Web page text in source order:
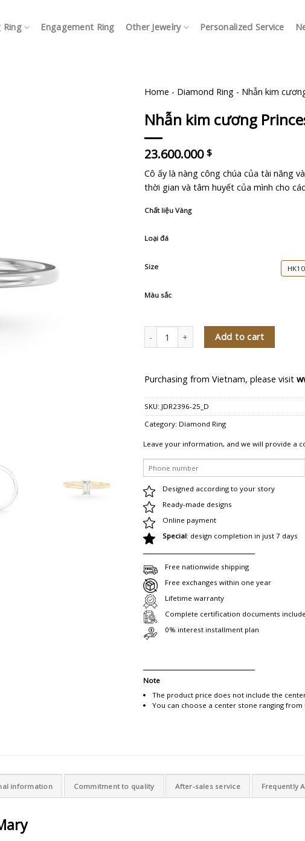
Ring Engagement Ring Other Jewelry Personalized Service
Home - Diamond Ring - Nhẫn kim
Nhẫn kim cương
23.600.000 $
Cô ấy là nàng công chúa của tài năng
thời gian và tâm huyết của mình cho
Chất liệu Vàng
Loại đá
Size HK10
Màu sắc
Nhẫn kim cương Princess Mary quantity
Add to cart
Purchasing from Vietnam, please visit
SKU: JDR2396-25_D
Category: Diamond Ring
Leave your information, and we will provide a
Designed according to your story
Ready-made designs
Online payment
Special: design completion in just 7 days
Free nationwide shipping
Free exchanges within one year
Lifetime warranty
Complete certification documents
0% interest installment plan
Note
The product price does not include the
You can choose a center stone ranging from
information Commitment to quality After-sales service Frequently